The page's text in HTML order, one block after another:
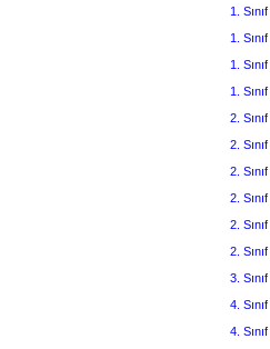
1.
1.
1.
1.
2. Sınıf
2.
2.
2.
2.
2.
3. Sınıf
4. Sınıf
4.